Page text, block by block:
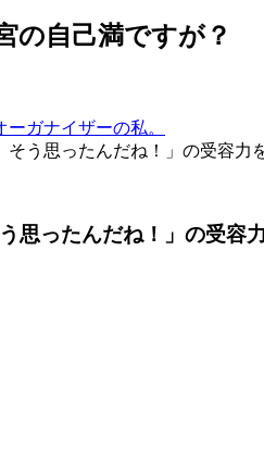
の自己満ですが？
ーガナイザーの私。
そう思ったんだね！」の受容力
う思ったんだね！」の受容